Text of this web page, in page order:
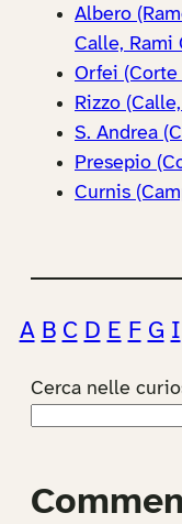
Albero
Calle, Rami
Orfei
Rizzo
S. Andrea
Presepio
Curnis
A B C D E F G I
Cerca nelle